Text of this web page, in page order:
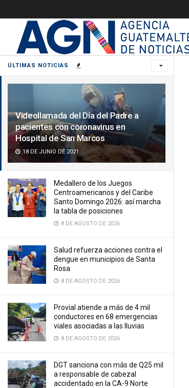
ÚLTIMAS NOTICIAS
Videollamada del Día del Padre a
pacientes con coronavirus en
Hospital de San Marcos
18 DE JUNIO DE 2021
Medallero de los Juegos
Centroamericanos y del Caribe
Santo Domingo 2026: así marcha
la tabla de posiciones
8 DE AGOSTO DE 2026
Salud refuerza acciones contra el
dengue en municipios de Santa
Rosa
8 DE AGOSTO DE 2026
Provial atiende a más de 4 mil
conductores en 68 emergencias
viales asociadas a las lluvias
8 DE AGOSTO DE 2026
DGT sanciona con más de Q25 mil
a responsable de cabezal
accidentado en la CA-9 Norte